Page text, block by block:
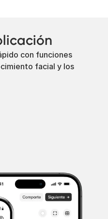
con funciones
facial y los